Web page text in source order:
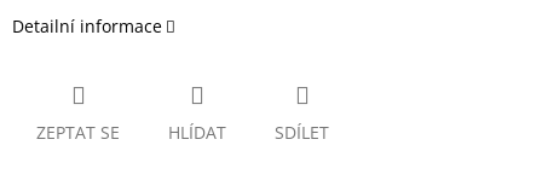
Detailní informace
ZEPTAT SE HLÍDAT SDÍLET